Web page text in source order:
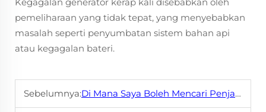
pemeliharaan yang tidak tepat, yang menyebabkan
masalah seperti penyumbatan sistem bahan api
atau kegagalan bateri.
Sebelumnya:Di Mana Saya Boleh Mencari Penjana Elektrik Diesel Yang Boleh Dipercayai?